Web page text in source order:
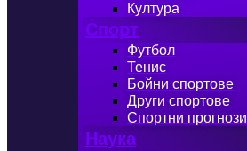
Култура
Спорт
Футбол
Тенис
Бойни спортове
Други спортове
Спортни прогнози
Наука